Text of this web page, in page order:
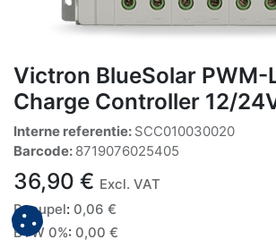
Victron BlueSolar PWM-
Charge Controller 12/
Interne referentie: SCC010030020
Barcode: 8719076025405
36,90 € Excl. VAT
Recupel: 0,06 €
BTW 0%: 0,00 €